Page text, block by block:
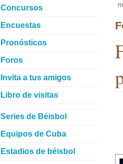
Concursos
Encuestas
Pronósticos
Foros
Invita a tus amigos
Libro de visitas
Series de Béisbol
Equipos de Cuba
Estadios de béisbol